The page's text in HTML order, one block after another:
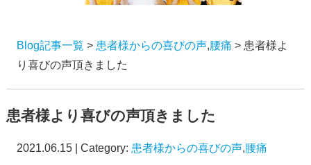
Blog記事一覧 > 患者様からの喜びの声,腰痛 > 患者様よ
り喜びの声頂きました
患者様より喜びの声頂きました
2021.06.15 | Category: 患者様からの喜びの声,腰痛